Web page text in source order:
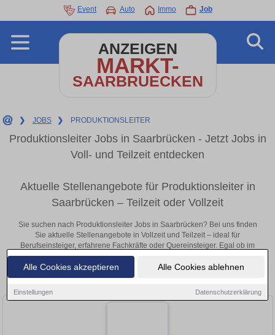
Alle Cookies akzeptieren Alle Cookies ablehnen
Einstellungen Datenschutzerklärung
Event Auto Immo Job
ANZEIGEN
MARKT-
SAARBRUECKEN
❯ JOBS ❯ PRODUKTIONSLEITER
Produktionsleiter Jobs in Saarbrücken - Jetzt Jobs in
Voll- und Teilzeit entdecken
Aktuelle Stellenangebote für Produktionsleiter in
Saarbrücken – Teilzeit oder Vollzeit
Sie suchen nach Produktionsleiter Jobs in Saarbrücken? Bei uns finden
Sie aktuelle Stellenangebote in Vollzeit und Teilzeit – ideal für
Berufseinsteiger, erfahrene Fachkräfte oder Quereinsteiger. Egal ob im
Büro, vor Ort oder remote: Entdecken Sie jetzt neue Chancen in Ihrer
Region und bewerben Sie sich direkt auf passende Produktionsleiter-
Stellen in Saarbrücken!